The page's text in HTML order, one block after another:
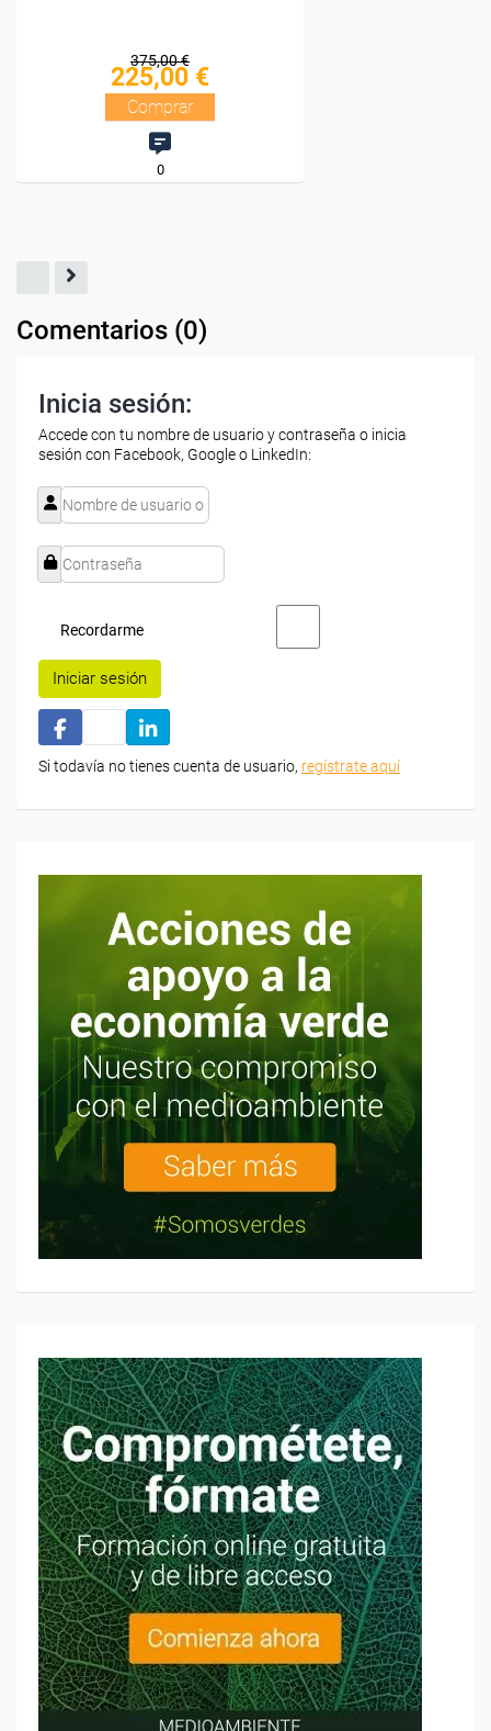
Comentarios (0)
Inicia sesión:
Accede con tu nombre de usuario y contraseña o inicia
sesión con Facebook, Google o LinkedIn:
Recordarme
Iniciar sesión
Si todavía no tienes cuenta de usuario, regístrate aquí